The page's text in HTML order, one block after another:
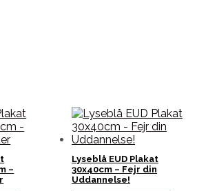
–
Lyseblå EUD Plakat
30x40cm – Fejr din
Uddannelse!